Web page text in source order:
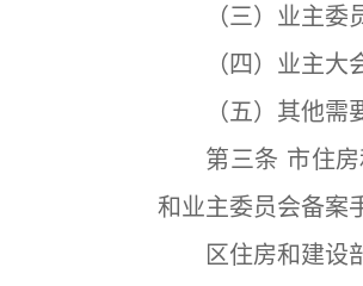
（三）业主委员
（四）业主大会
（五）其他需要
第三条 市住房
和业主委员会备案
区住房和建设部